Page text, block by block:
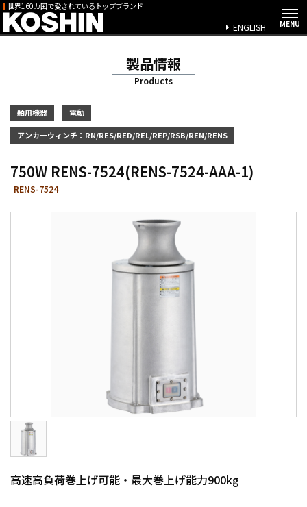
世界160カ国で愛されているトップブランド
ENGLISH
製品情報
Products
舶用機器 電動
アンカーウィンチ：RN/RES/RED/REL/REP/RSB/REN/RENS
750W RENS-7524(RENS-7524-AAA-1)
RENS-7524
高速高負荷巻上げ可能・最大巻上げ能力900kg